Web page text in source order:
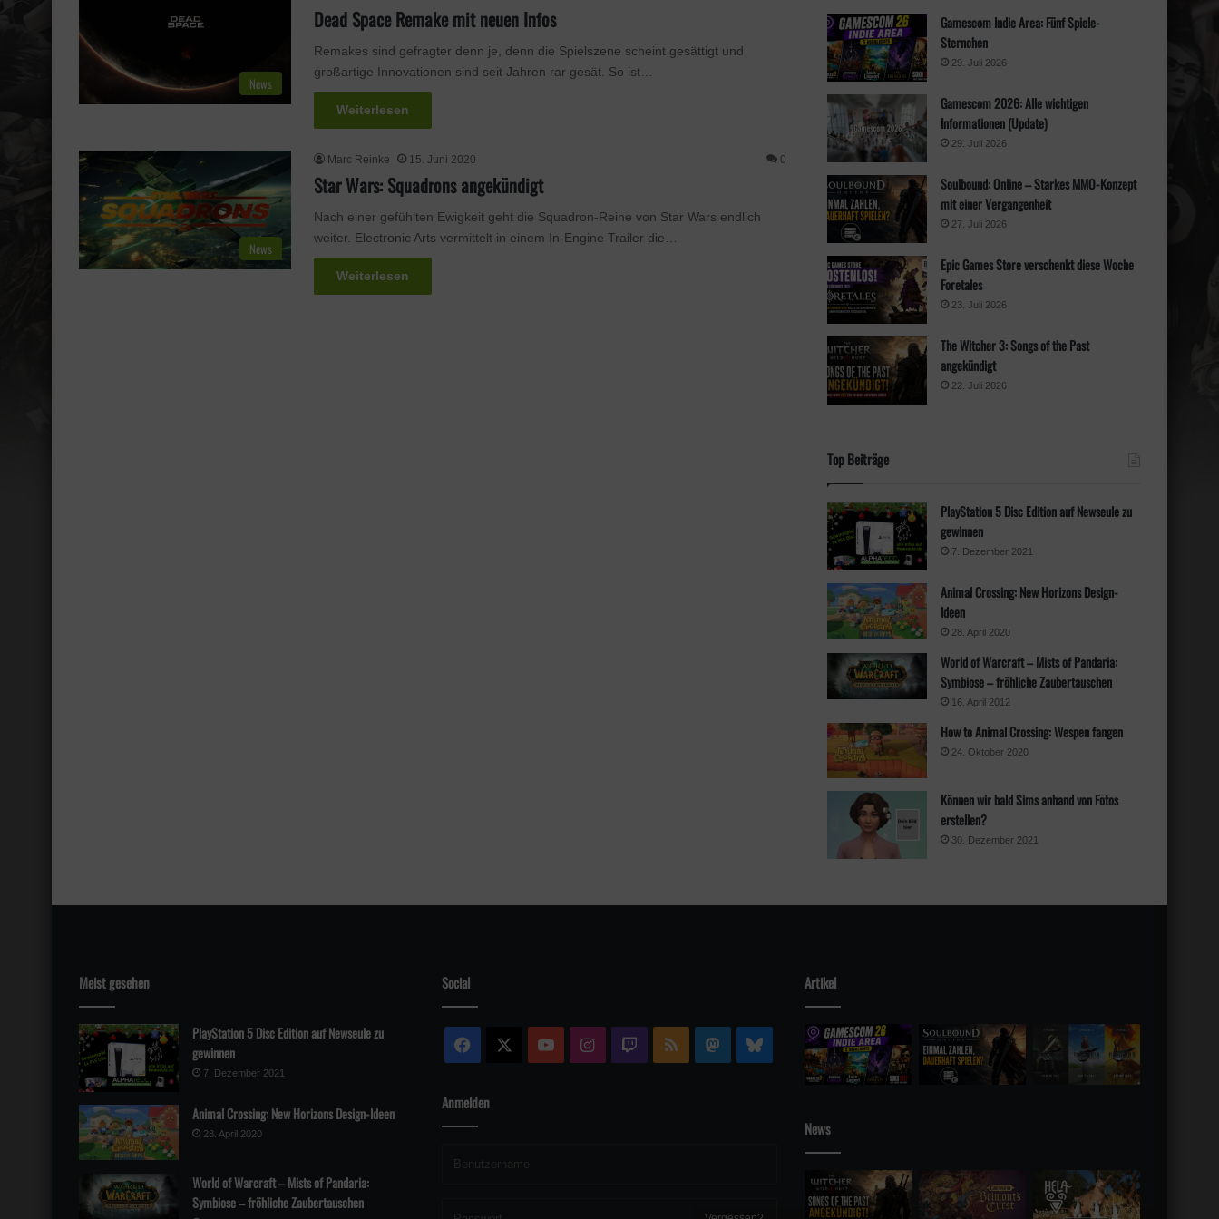
News
Dead Space Remake mit neuen Infos
Remakes sind gefragter denn je, denn die Spielszene scheint gesättigt und
großartige Innovationen sind seit Jahren rar gesät. So ist…
Weiterlesen
News
Marc Reinke 15. Juni 2020 0
Star Wars: Squadrons angekündigt
Nach einer gefühlten Ewigkeit geht die Squadron-Reihe von Star Wars endlich
weiter. Electronic Arts vermittelt in einem In-Engine Trailer die…
Weiterlesen
a
Gamescom Indie Area: Fünf Spiele-
Sternchen
29. Juli 2026
Gamescom 2026: Alle wichtigen
Informationen (Update)
29. Juli 2026
Soulbound: Online – Starkes MMO-Konzept
mit einer Vergangenheit
27. Juli 2026
Epic Games Store verschenkt diese Woche
Foretales
23. Juli 2026
The Witcher 3: Songs of the Past
angekündigt
22. Juli 2026
Top Beiträge
PlayStation 5 Disc Edition auf Newseule zu
gewinnen
7. Dezember 2021
Animal Crossing: New Horizons Design-
Ideen
28. April 2020
World of Warcraft – Mists of Pandaria:
Symbiose – fröhliche Zaubertauschen
16. April 2012
How to Animal Crossing: Wespen fangen
24. Oktober 2020
Können wir bald Sims anhand von Fotos
erstellen?
30. Dezember 2021
Meist gesehen
PlayStation 5 Disc Edition auf Newseule zu
gewinnen
7. Dezember 2021
Animal Crossing: New Horizons Design-Ideen
28. April 2020
World of Warcraft – Mists of Pandaria:
Symbiose – fröhliche Zaubertauschen
Social
Facebook YouTubeInstagram
TwitchRSS MastodonBluesky
Anmelden
Artikel
News